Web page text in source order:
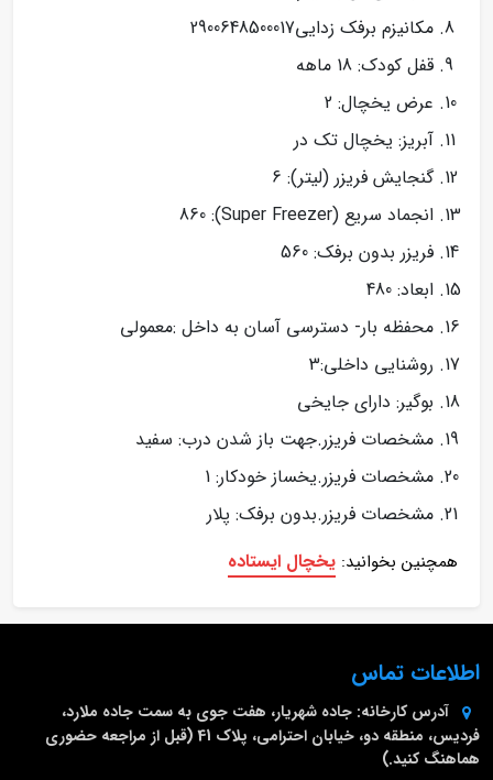
مکانیزم برفک زدایی2900648500017
قفل کودک: 18 ماهه
عرض یخچال: 2
آبریز: یخچال تک در
گنجایش فریزر (لیتر): 6
انجماد سریع (Super Freezer): 860
فریزر بدون برفک: 560
ابعاد: 480
محفظه بار- دسترسی آسان به داخل :معمولی
روشنایی داخلی:3
بوگیر: دارای جایخی
مشخصات فریزر.جهت باز شدن درب: سفید
مشخصات فریزر.یخساز خودکار: 1
مشخصات فریزر.بدون برفک: پلار
همچنین بخوانید: یخچال ایستاده
اطلاعات تماس
آدرس کارخانه: جاده شهریار، هفت جوی به سمت جاده ملارد،
فردیس، منطقه دو، خیابان احترامی، پلاک 41 (قبل از مراجعه حضوری
هماهنگ کنید.)